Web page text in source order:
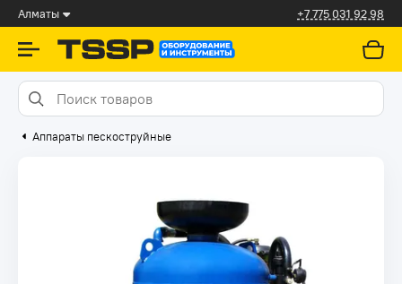
Алматы +7 775 031 92 98
Аппараты пескоструйные